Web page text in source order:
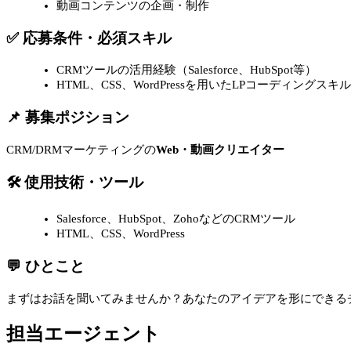
動画コンテンツの企画・制作
✅ 応募条件・必須スキル
CRMツールの活用経験（Salesforce、HubSpot等）
HTML、CSS、WordPressを用いたLPコーディングスキル
📌 募集ポジション
CRM/DRMマーケティングのWeb・動画クリエイター
🛠 使用技術・ツール
Salesforce、HubSpot、ZohoなどのCRMツール
HTML、CSS、WordPress
💬 ひとこと
まずはお話を聞いてみませんか？あなたのアイデアを形にできる
担当エージェント